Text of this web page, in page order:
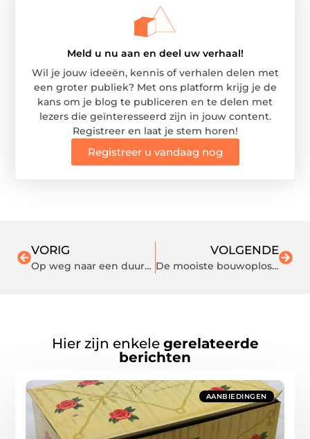
Meld u nu aan en deel uw verhaal!
Wil je jouw ideeën, kennis of verhalen delen met
een groter publiek? Met ons platform krijg je de
kans om je blog te publiceren en te delen met
lezers die geïnteresseerd zijn in jouw content.
Registreer en laat je stem horen!
Registreer u vandaag nog
VORIG
Op weg naar een duurzame toekomst
VOLGENDE
De mooiste bouwoplossingen
Hier zijn enkele gerelateerde
berichten
AANBIEDINGEN